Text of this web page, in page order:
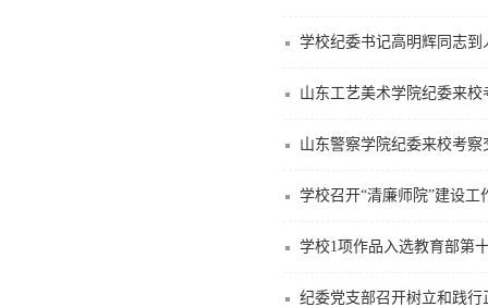
学校纪委书记高明辉同志
山东工艺美术学院纪委来校
山东警察学院纪委来校考察
学校召开“清廉师院”建设工
学校1项作品入选教育部第
纪委党支部召开树立和践